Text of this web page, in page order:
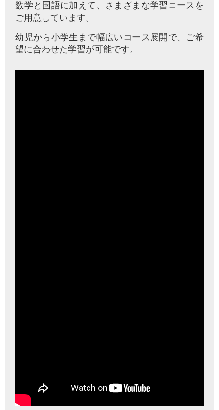
数学と国語に加えて、さまざまな学習コースを
ご用意しています。
幼児から小学生まで幅広いコース展開で、ご希
望に合わせた学習が可能です。